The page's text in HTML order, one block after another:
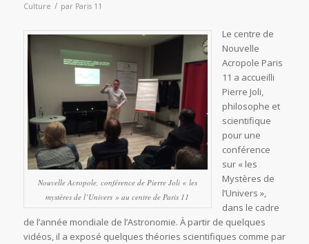
Culture / par Paris 11
Nouvelle Acropole, conférence de Pierre Joli « les
mystères de l’Univers » au centre de Paris 11
Le centre de
Nouvelle
Acropole Paris
11 a accueilli
Pierre Joli,
philosophe et
scientifique
pour une
conférence
sur « les
Mystères de
l’Univers »,
dans le cadre
de l’année mondiale de l’Astronomie. À partir de quelques
vidéos, il a exposé quelques théories scientifiques comme par